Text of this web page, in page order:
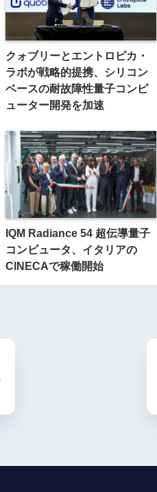
クォブリーとエントロピカ・
ラボが戦略的提携、シリコン
ベースの耐故障性量子コンピ
ューター開発を加速
IQM Radiance 54 超伝導量子
コンピュータ、イタリアの
CINECAで稼働開始